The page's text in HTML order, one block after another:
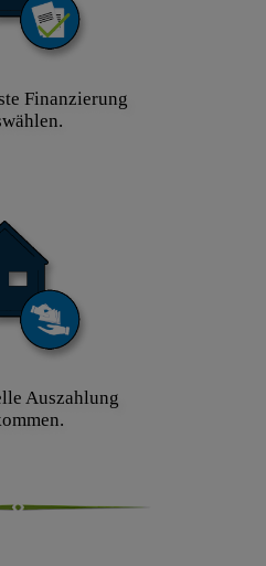
Finanzierung
Auszahlung